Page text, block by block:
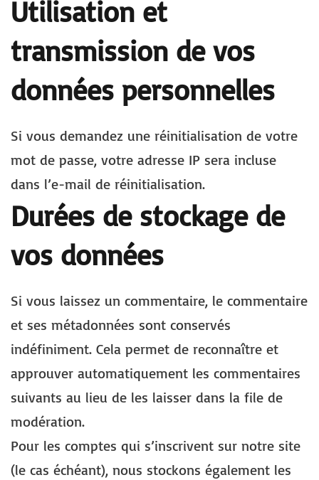
Utilisation et
transmission de vos
données personnelles
Si vous demandez une réinitialisation de votre
mot de passe, votre adresse IP sera incluse
dans l’e-mail de réinitialisation.
Durées de stockage de
vos données
Si vous laissez un commentaire, le commentaire
et ses métadonnées sont conservés
indéfiniment. Cela permet de reconnaître et
approuver automatiquement les commentaires
suivants au lieu de les laisser dans la file de
modération.
Pour les comptes qui s’inscrivent sur notre site
(le cas échéant), nous stockons également les